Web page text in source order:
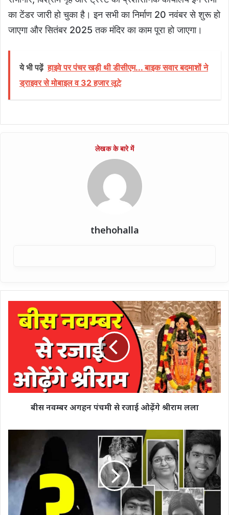
का टेंडर जारी हो चुका है। इन सभी का निर्माण 20 नवंबर से शुरू हो
जाएगा और सितंबर 2025 तक मंदिर का काम पूरा हो जाएगा।
ये भी पढ़ें हाइवे पर पंचर खड़ी थी डीसीएम... बाइक सवार बदमाशों ने
ड्राइवर से मोबाइल व 32 हजार लूटे
thehohalla
नवम्बर
अगहन
ओढ़ेंगे
श्रीराम
लला
बीस नवम्बर अगहन पंचमी से रजाई ओढ़ेंगे श्रीराम लला
हत्याकांड
:
कातिल
कौन…
तफ्तीश